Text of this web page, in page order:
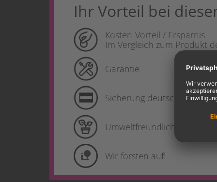
Ihr Vorteil bei
Kosten-Vorteil / Ersparnis
Im Vergleich zum Produkt
Garantie
Sicherung deutscher
Umweltfreundlich
nature_people Wir forsten auf!